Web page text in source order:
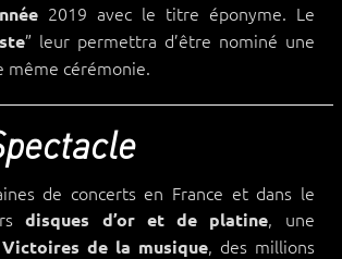
2019 avec le titre éponyme. Le
” leur permettra d’être nominé une
même cérémonie.
de concerts en France et dans le
disques d’or et de platine, une
Victoires de la musique, des millions